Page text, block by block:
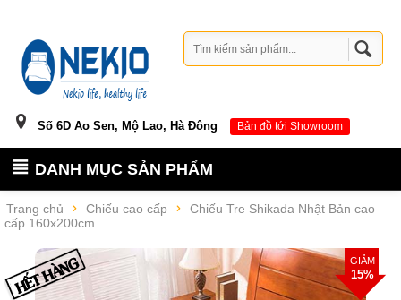
Số 6D Ao Sen, Mộ Lao, Hà Đông Bản đồ tới Showroom
DANH MỤC SẢN PHẨM
Trang chủ Chiếu cao cấp
Chiếu Tre Shikada Nhật Bản cao
cấp 160x200cm
GIẢM
15%